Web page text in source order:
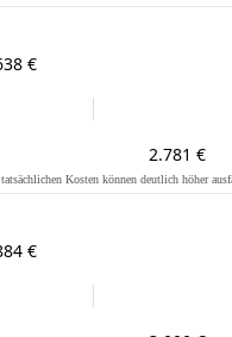
€
2.781 €
Kosten können deutlich höher
€